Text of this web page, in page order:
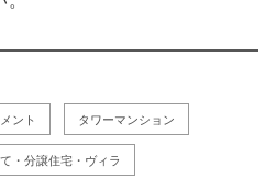
ント タワーマンション
・分譲住宅・ヴィラ